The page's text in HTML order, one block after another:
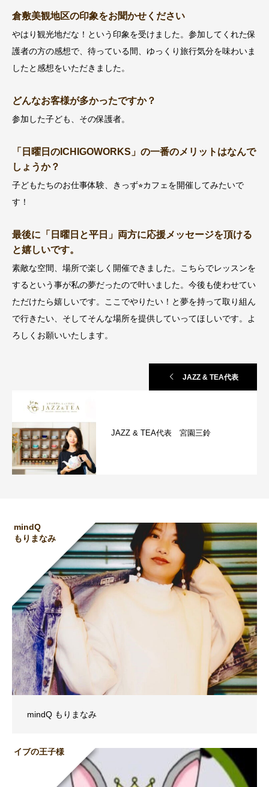
倉敷美観地区の印象をお聞かせください
やはり観光地だな！という印象を受けました。参加してくれた保
護者の方の感想で、待っている間、ゆっくり旅行気分を味わいま
したと感想をいただきました。
どんなお客様が多かったですか？
参加した子ども、その保護者。
「日曜日のICHIGOWORKS」の一番のメリットはなんで
しょうか？
子どもたちのお仕事体験、きっず⭐︎カフェを開催してみたいで
す！
最後に「日曜日と平日」両方に応援メッセージを頂ける
と嬉しいです。
素敵な空間、場所で楽しく開催できました。こちらでレッスンを
するという事が私の夢だったので叶いました。今後も使わせてい
ただけたら嬉しいです。ここでやりたい！と夢を持って取り組ん
で行きたい、そしてそんな場所を提供していってほしいです。よ
ろしくお願いいたします。
JAZZ & TEA代表
JAZZ & TEA代表 宮園三鈴
mindQ
もりまなみ
mindQ もりまなみ
イブの王子様